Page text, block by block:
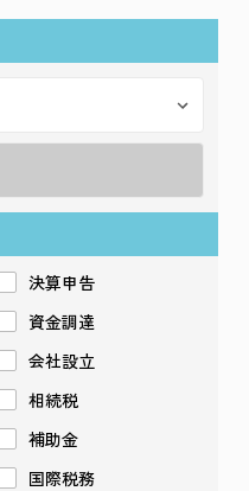
決算申告
資金調達
会社設立
相続税
補助金
国際税務